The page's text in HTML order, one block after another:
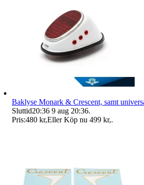
Baklyse Monark & Crescent, samt
Sluttid20:36 9 aug 20:36.
Pris:480 kr,Eller Köp nu 499 kr,.